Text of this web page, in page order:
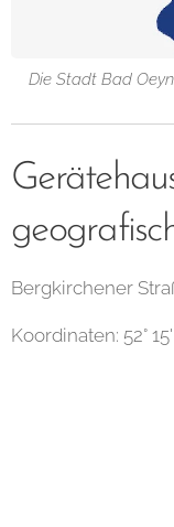
Die Stadt Bad
Bergkirchener
Koordinaten: 52° 15'